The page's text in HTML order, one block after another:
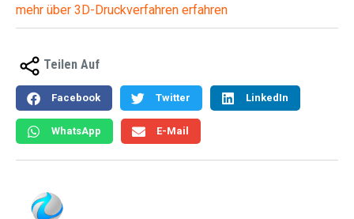
mehr über 3D-Druckverfahren erfahren
Teilen Auf
Facebook Twitter LinkedIn
WhatsApp E-Mail